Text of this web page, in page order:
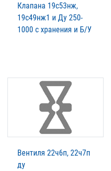
Клапана 19с53нж,
19с49нж1 и Ду 250-
1000 с хранения и Б/У
Вентиля 22ч6п, 22ч7п
ду